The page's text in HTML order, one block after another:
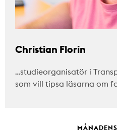
Christian Florin
…studieorganisatör i
som vill tipsa läsarna om